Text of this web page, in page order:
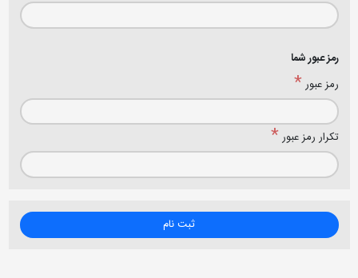
رمز عبور شما
رمز عبور *
تکرار رمز عبور *
ثبت نام